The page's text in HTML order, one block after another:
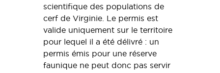
scientifique des populations de
cerf de Virginie. Le permis est
valide uniquement sur le territoire
pour lequel il a été délivré : un
permis émis pour une réserve
faunique ne peut donc pas servir